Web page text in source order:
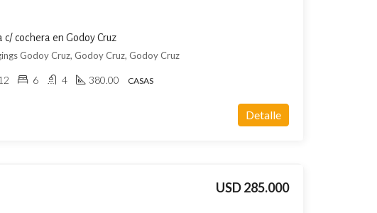
c/ cochera en Godoy Cruz
Godoy Cruz, Godoy Cruz, Godoy Cruz
6 4 380.00 CASAS
Detalle
USD 285.000